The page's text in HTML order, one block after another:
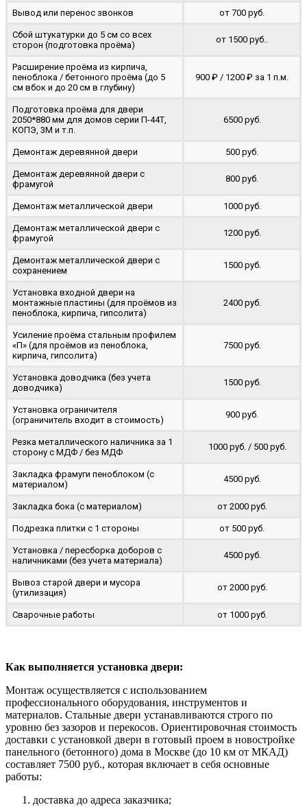
Вывод или перенос звонков от 700 руб.
Сбой штукатурки до 5 см со всех
сторон (подготовка проёма)
от 1500 руб..
Расширение проёма из кирпича,
пеноблока / бетонного проёма (до 5
cм вбок и до 20 см в глубину)
900 ₽ / 1200 ₽ за 1 п.м.
Подготовка проёма для двери
2050*880 мм для домов серии П-44Т,
КОПЭ, 3М и т.п.
6500 руб.
Демонтаж деревянной двери 500 руб.
Демонтаж деревянной двери с
фрамугой
800 руб.
Демонтаж металлической двери 1000 руб.
Демонтаж металлической двери с
фрамугой
1200 руб.
Демонтаж металлической двери с
сохранением
1500 руб.
Установка входной двери на
монтажные пластины (для проёмов из
пеноблока, кирпича, гипсолита)
2400 руб.
Усиление проёма стальным профилем
«П» (для проёмов из пеноблока,
кирпича, гипсолита)
7500 руб.
Установка доводчика (без учета
доводчика)
1500 руб.
Установка ограничителя
(ограничитель входит в стоимость)
900 руб.
Резка металлического наличника за 1
сторону с МДФ / без МДФ
1000 руб. / 500 руб.
Закладка фрамуги пеноблоком (с
материалом)
4500 руб.
Закладка бока (с материалом) от 2000 руб.
Подрезка плитки с 1 стороны от 500 руб.
Установка / пересборка доборов с
наличниками (без учета материала)
4500 руб.
Вывоз старой двери и мусора
(утилизация)
от 2000 руб.
Сварочные работы от 1000 руб.
Как выполняется установка двери:
Монтаж осуществляется с использованием
профессионального оборудования, инструментов и
материалов. Стальные двери устанавливаются строго по
уровню без зазоров и перекосов. Ориентировочная стоимость
доставки с установкой двери в готовый проем в новостройке
панельного (бетонного) дома в Москве (до 10 км от МКАД)
составляет 7500 руб., которая включает в себя основные
работы:
доставка до адреса заказчика;